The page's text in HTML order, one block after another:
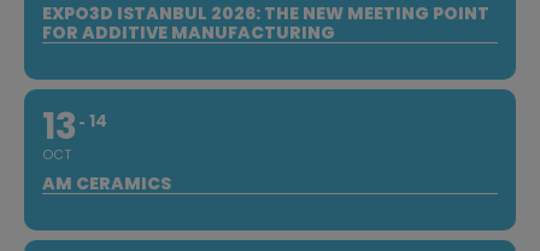
EXPO3D ISTANBUL 2026: THE NEW MEETING POINT
FOR ADDITIVE MANUFACTURING
13
OCT
14
AM CERAMICS